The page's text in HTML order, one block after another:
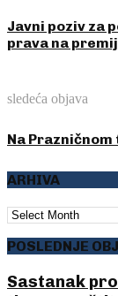
Javni poziv za
prava na
sledeća objava
Na
ARHIVA
ARHIVA
POSLEDNJE
Sastanak